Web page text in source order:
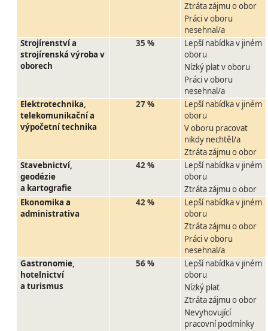
Ztráta zájmu o obor
Práci v oboru
nesehnal/a
Strojírenství a
strojírenská výroba v
oborech
35 %
Lepší nabídka v jiném
oboru
Nízký plat v oboru
Práci v oboru
nesehnal/a
Elektrotechnika,
telekomunikační a
výpočetní technika
27 %
Lepší nabídka v jiném
oboru
V oboru pracovat
nikdy nechtěl/a
Ztráta zájmu o obor
Stavebnictví,
geodézie
a kartografie
42 %
Lepší nabídka v jiném
oboru
Ztráta zájmu o obor
Ekonomika a
administrativa
42 %
Lepší nabídka v jiném
oboru
Ztráta zájmu o obor
Práci v oboru
nesehnal/a
Gastronomie,
hotelnictví
a turismus
56 %
Lepší nabídka v jiném
oboru
Nízký plat
Ztráta zájmu o obor
Nevyhovující
pracovní podmínky